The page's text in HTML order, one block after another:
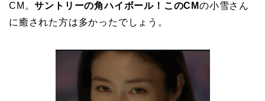
CM。サントリーの角ハイボール！このCMの小雪さん
に癒された方は多かったでしょう。